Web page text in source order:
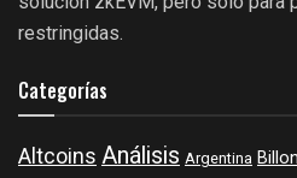
restringidas.
Categorías
Altcoins Análisis Argentina